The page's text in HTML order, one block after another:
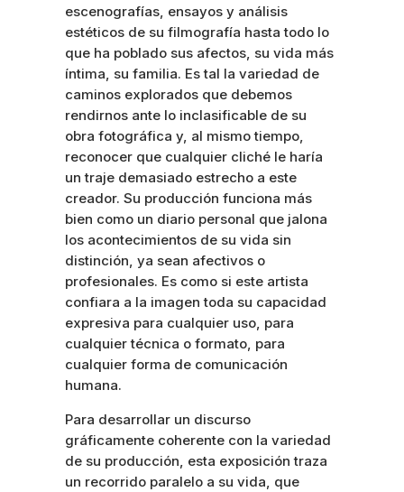
escenografías, ensayos y análisis
estéticos de su filmografía hasta todo lo
que ha poblado sus afectos, su vida más
íntima, su familia. Es tal la variedad de
caminos explorados que debemos
rendirnos ante lo inclasificable de su
obra fotográfica y, al mismo tiempo,
reconocer que cualquier cliché le haría
un traje demasiado estrecho a este
creador. Su producción funciona más
bien como un diario personal que jalona
los acontecimientos de su vida sin
distinción, ya sean afectivos o
profesionales. Es como si este artista
confiara a la imagen toda su capacidad
expresiva para cualquier uso, para
cualquier técnica o formato, para
cualquier forma de comunicación
humana.
Para desarrollar un discurso
gráficamente coherente con la variedad
de su producción, esta exposición traza
un recorrido paralelo a su vida, que